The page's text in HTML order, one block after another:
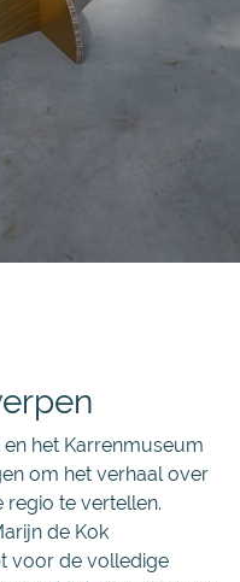
het Karrenmuseum
om het verhaal over
regio te vertellen.
de Kok
voor de volledige